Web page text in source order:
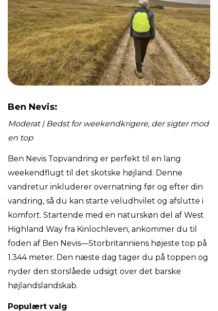
Ben Nevis:
Moderat | Bedst for weekendkrigere, der sigter mod
en top
Ben Nevis Topvandring er perfekt til en lang
weekendflugt til det skotske højland. Denne
vandretur inkluderer overnatning før og efter din
vandring, så du kan starte veludhvilet og afslutte i
komfort. Startende med en naturskøn del af West
Highland Way fra Kinlochleven, ankommer du til
foden af Ben Nevis—Storbritanniens højeste top på
1.344 meter. Den næste dag tager du på toppen og
nyder den storslåede udsigt over det barske
højlandslandskab.
Populært valg